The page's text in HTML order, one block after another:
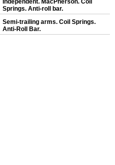
Independent. MacPherson. Coil
Springs. Anti-roll bar.
Semi-trailing arms. Coil Springs.
Anti-Roll Bar.